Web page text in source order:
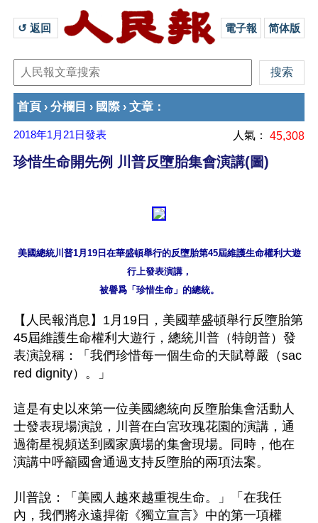
↺ 返回 電子報 简体版
首頁 › 分欄目 › 國際› 文章 ：
2018年1月21日發表 人氣： 45,308
珍惜生命開先例 川普反墮胎集會演講(圖)
美國總統川普1月19日在華盛頓舉行的反墮胎第45屆維護生命權利大遊
行上發表演講，
【人民報消息】1月19日，美國華盛頓舉行反墮胎第
45屆維護生命權利大遊行，總統川普（特朗普）發
表演說稱：「我們珍惜每一個生命的天賦尊嚴（sac
red dignity）。」
這是有史以來第一位美國總統向反墮胎集會活動人
士發表現場演說，川普在白宮玫瑰花園的演講，通
過衛星視頻送到國家廣場的集會現場。同時，他在
演講中呼籲國會通過支持反墮胎的兩項法案。
川普說：「美國人越來越重視生命。」「在我任
內，我們將永遠捍衛《獨立宣言》中的第一項權